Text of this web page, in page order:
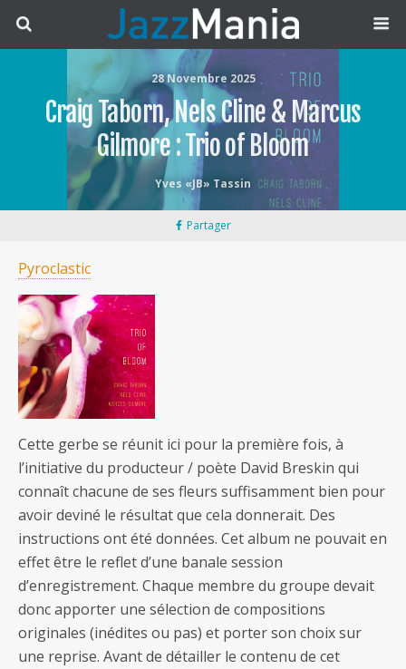
28 Novembre 2025
Craig Taborn, Nels Cline & Marcus
Gilmore : Trio of Bloom
Yves «JB» Tassin
Partager
Pyroclastic
Cette gerbe se réunit ici pour la première fois, à
l’initiative du producteur / poète David Breskin qui
connaît chacune de ses fleurs suffisamment bien pour
avoir deviné le résultat que cela donnerait. Des
instructions ont été données. Cet album ne pouvait en
effet être le reflet d’une banale session
d’enregistrement. Chaque membre du groupe devait
donc apporter une sélection de compositions
originales (inédites ou pas) et porter son choix sur
une reprise. Avant de détailler le contenu de cet